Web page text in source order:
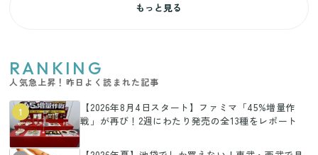
もっと見る
RANKING
人気急上昇！昨日よく読まれた記事
1
【2026年8月4日スタート】ファミマ「45%増量作
戦」が再び！2週にわたり発売の全13種をレポート